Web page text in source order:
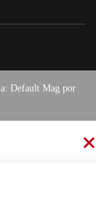
Default Mag por